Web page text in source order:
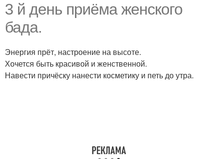
3 й день приёма женского
бада.
Энергия прёт, настроение на высоте.
Хочется быть красивой и женственной.
Навести причёску нанести косметику и петь до утра.